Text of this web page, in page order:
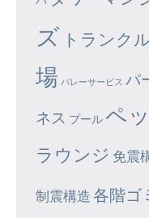
ズ トランク
場 バレーサービス パ
ネス プール ペ
ラウンジ 免震
制震構造 各階ゴ